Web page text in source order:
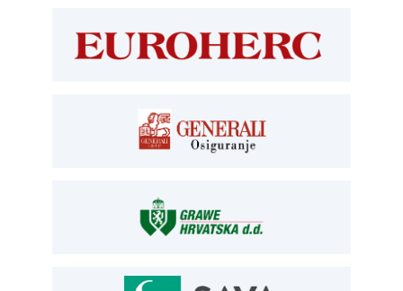
kontrolori T:01 6502 265
blagajna T:01 6502 261
homologacija@aksiget.hr
Siget – zastupanje u osiguranju
osiguranje@aksiget.hr